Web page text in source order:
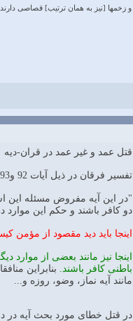
و زخمها [نيز به همان ترتيب] قصاصى
قتل عمد و غير عمد در قران-ديه
تفسير فرقان در ذيل آيات 92 و93 سوره نساء چنين آورده است:
"در اين آيه مفروض مسئله اين
دو كافر باشند و حكم اين موارد
اينجا بايد ديد مقصود از مؤمن
اينجا نيز مانند بعضى از
باطنى كافر باشند. بنابراين
مانند آيه نماز، وضو، روزه و...
در قتل خطاى مورد بحث آيه در